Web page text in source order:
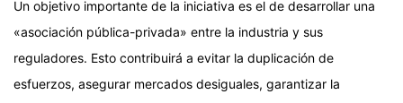
Un objetivo importante de la iniciativa es el de desarrollar una
«asociación pública-privada» entre la industria y sus
reguladores. Esto contribuirá a evitar la duplicación de
esfuerzos, asegurar mercados desiguales, garantizar la